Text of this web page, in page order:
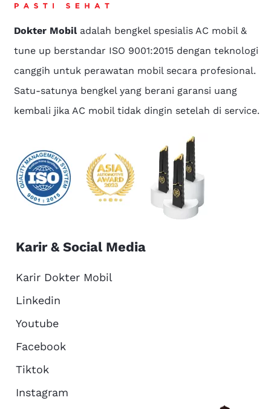
Dokter Mobiladalah bengkel spesialis AC mobil &
tune up berstandar ISO 9001:2015 dengan teknologi
canggih untuk perawatan mobil secara profesional.
Satu-satunya bengkel yang berani garansi uang
kembali jika AC mobil tidak dingin setelah di service.
Karir & Social Media
Karir Dokter Mobil
Linkedin
Youtube
Facebook
Tiktok
Instagram